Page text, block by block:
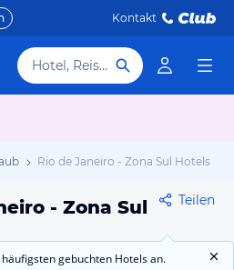
Kontakt
Hotel, Reiseziel
Rio de Janeiro - Zona Sul Hotels
- Zona Sul Teilen
gebuchten Hotels an.